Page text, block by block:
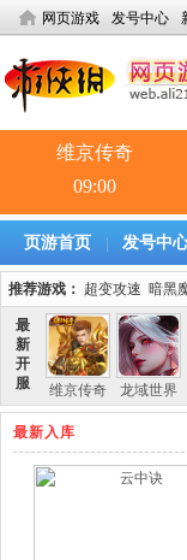
网页游戏 发号中心
页游首页 发号中
推荐游戏： 超变攻速 暗黑
最新入库